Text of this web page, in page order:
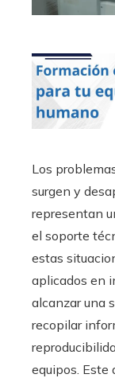
Los
surgen y
representan
el soporte
estas
aplicados en
alcanzar una
recopilar
equipos. Este